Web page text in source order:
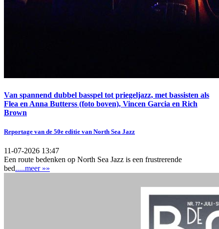
Van spannend dubbel basspel tot priegeljazz, met bassisten als
Flea en Anna Butterss (foto boven), Vincen Garcia en Rich
Brown
Reportage van de 50e editie van North Sea Jazz
11-07-2026 13:47
Een route bedenken op North Sea Jazz is een frustrerende
bed.....meer »»